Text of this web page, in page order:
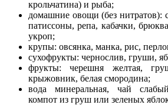
крольчатина) и рыба;
домашние овощи (без нитратов):
патиссоны, репа, кабачки,
укроп;
крупы: овсянка, манка, рис,
сухофрукты: чернослив, груши,
фрукты: черешня желтая,
крыжовник, белая смородина;
вода минеральная, чай
компот из груш или зеленых